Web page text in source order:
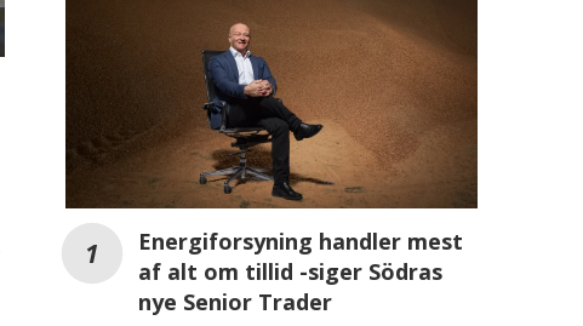
Energiforsyning handler mest
af alt om tillid -siger Södras
nye Senior Trader